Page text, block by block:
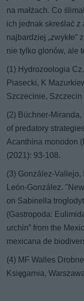
na małżach. Co
ich jednak skreślać z
najbardziej
nie tylko glonów, ale
(1) Hydrozoologia
Piasecki, K
Szczecinie, Szczecin
(2) Büchner-
of predatory
Acanthina monodon
(2021): 93-108.
(3) González-
León-González.
on Sabinella
(Gastropoda:
urchin” from the
mexicana de
(4) MF Walles
Księgarnia,